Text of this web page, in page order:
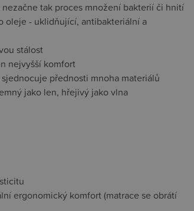
tak proces množení bakterií či hnití
oleje - uklidňující, antibakteriální a
stálost
nejvyšší komfort
přednosti mnoha materiálů
jako len, hřejivý jako vlna
ergonomický komfort (matrace se obrátí